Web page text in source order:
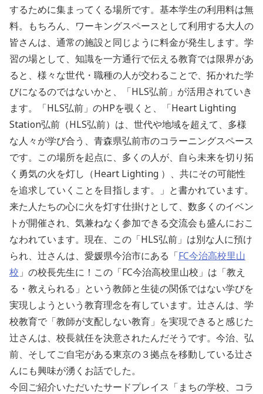
するために集まってくる場所です。基本学生の利用料は無
料。もちろん、ワーキングスペースとして利用する大人の
皆さんは、通常の施設と同じように料金が発生します。学
習の場として、知識を一方通行で伝える教育では限界があ
ると、様々な世代・職種の人が交わることで、拓かれた学
びになるのではないかと、「HLS弘前」が活用されていき
ます。「HLS弘前」のHPを覗くと、「Heart Lighting
Station弘前（HLS弘前）は、世代や地域を超えて、多様
な人々が学び合う、青森県弘前市のコラーニングスペース
です。この場所を起点に、多くの人が、自ら未来を切り拓
く勇気の火を灯し（Heart Lighting ）、共にその可能性
を追求していくことを目指します。」と書かれています。
来た人たちの心に火を灯す仕掛けとして、数多くのイベン
トが開催され、気兼ねなく参加できる交流会も盛んにおこ
なわれています。現在、この「HLS弘前」は別な人に預け
られ、辻さんは、愛媛県今治市にある「FC今治高校里山
校 」の校長先生に！この「FC今治高校里山校」は「教え
る・教えられる」という教師と生徒の関係ではない学びを
実現しようという教育理念を有しています。辻さんは、学
校教育で「教師が支配しない教育」を実現できると感じた
辻さんは、校長就任を決意されたんだそうです。今治、弘
前、そしてご自宅がある東京の３拠点を移動している辻さ
んにも興味が湧くお話でした。
今回ご紹介いただいたサードプレイス「まちの学校、コラ